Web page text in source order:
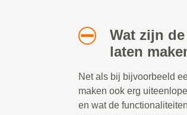
Wat zijn
laten
Net als bij bijvoorbeeld
maken ook erg
en wat de